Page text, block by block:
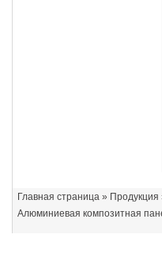
Главная страница» Продукция
Алюминиевая композитная